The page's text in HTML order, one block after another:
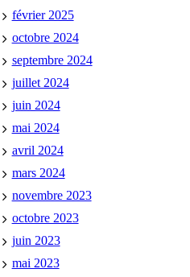
février 2025
octobre 2024
septembre 2024
juillet 2024
juin 2024
mai 2024
avril 2024
mars 2024
novembre 2023
octobre 2023
juin 2023
mai 2023